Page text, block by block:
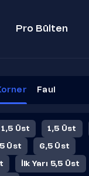
Pro Bülten
Faul
1,5 Üst 1,5 Üst
Üst 6,5 Üst
İlk Yarı 5,5 Üst